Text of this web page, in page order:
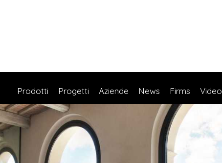
Prodotti Progetti Aziende News Firms Video